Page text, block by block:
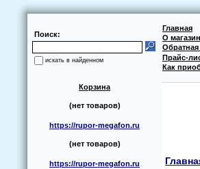
Поиск:
искать в найденном
Главная
О
Обратная
Прайс-
Как
Корзина
(нет товаров)
https://rupor-megafon.ru
(нет товаров)
https://rupor-megafon.ru